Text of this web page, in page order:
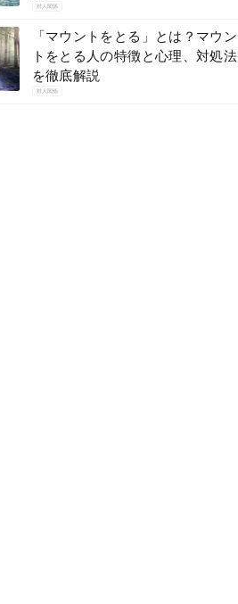
対人関係
「マウントをとる」とは？マウン
トをとる人の特徴と心理、対処法
を徹底解説
対人関係